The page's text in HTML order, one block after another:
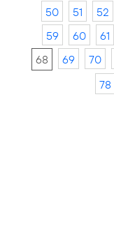
50
51 52
59
60 61
68
69 70
78